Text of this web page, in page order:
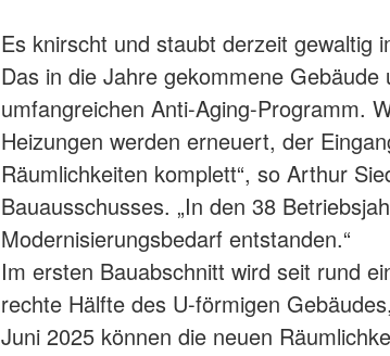
Es knirscht und staubt derzeit gewaltig
Das in die Jahre gekommene Gebäude
umfangreichen Anti-Aging-Programm.
Heizungen werden erneuert, der
Räumlichkeiten komplett“, so Arthur
Bauausschusses. „In den 38
Modernisierungsbedarf entstanden.“
Im ersten Bauabschnitt wird seit rund
rechte Hälfte des U-förmigen
Juni 2025 können die neuen